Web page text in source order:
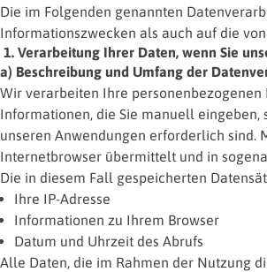
Die im Folgenden genannten
Informationszwecken als auch auf die
1. Verarbeitung Ihrer Daten, wenn Sie
a) Beschreibung und Umfang der
Wir verarbeiten Ihre
Informationen, die Sie manuell
unseren Anwendungen erforderlich sind.
Internetbrowser übermittelt und in
Die in diesem Fall gespeicherten
Ihre IP-Adresse
Informationen zu Ihrem Browser
Datum und Uhrzeit des Abrufs
Alle Daten, die im Rahmen der Nutzung